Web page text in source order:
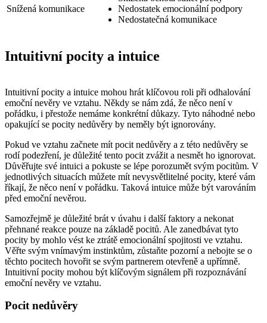
Snížená komunikace
Nedostatek emocionální podpory
Nedostatečná komunikace
Intuitivní pocity a intuice
Intuitivní pocity a intuice mohou hrát klíčovou roli při odhalování
emoční nevěry ve vztahu. Někdy se nám zdá, že něco není v
pořádku, i přestože nemáme konkrétní důkazy. Tyto náhodné nebo
opakující se pocity nedůvěry by neměly být ignorovány.
Pokud ve vztahu začnete mít pocit nedůvěry a z této nedůvěry se
rodí podezření, je důležité tento pocit zvážit a nesmět ho ignorovat.
Důvěřujte své intuici a pokuste se lépe porozumět svým pocitům. V
jednotlivých situacích můžete mít nevysvětlitelné pocity, které vám
říkají, že něco není v pořádku. Taková intuice může být varováním
před emoční nevěrou.
Samozřejmě je důležité brát v úvahu i další faktory a nekonat
přehnané reakce pouze na základě pocitů. Ale zanedbávat tyto
pocity by mohlo vést ke ztrátě emocionální spojitosti ve vztahu.
Věřte svým vnímavým instinktům, zůstaňte pozorní a nebojte se o
těchto pocitech hovořit se svým partnerem otevřeně a upřímně.
Intuitivní pocity mohou být klíčovým signálem při rozpoznávání
emoční nevěry ve vztahu.
Pocit nedůvěry